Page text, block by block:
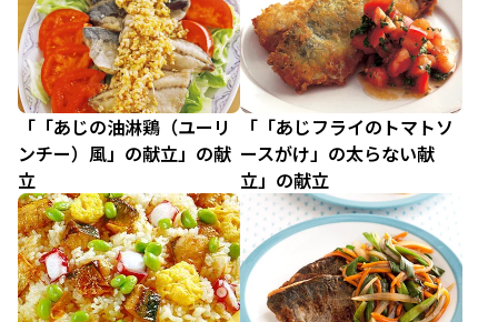
「「あじの油淋鶏（ユーリ
ンチー）風」の献立」の献
立
「「あじフライのトマトソ
ースがけ」の太らない献
立」の献立